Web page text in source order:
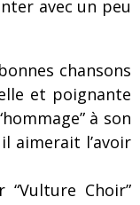
avec un peu
chansons
et poignante
à son
aimerait l’avoir
“Vulture Choir”